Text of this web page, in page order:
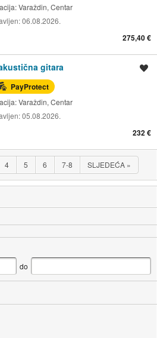
Varaždin, Centar
06.08.2026.
275,40 €
gitara
PayProtect
Varaždin, Centar
05.08.2026.
232 €
4 5 6 7-8 SLJEDEĆA »
do